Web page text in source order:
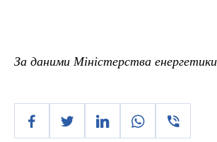
За даними Міністерства